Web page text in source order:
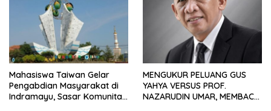
Mahasiswa Taiwan Gelar
Pengabdian Masyarakat di
Indramayu, Sasar Komunitas
MENGUKUR PELUANG GUS
YAHYA VERSUS PROF.
NAZARUDIN UMAR, MEMBACA